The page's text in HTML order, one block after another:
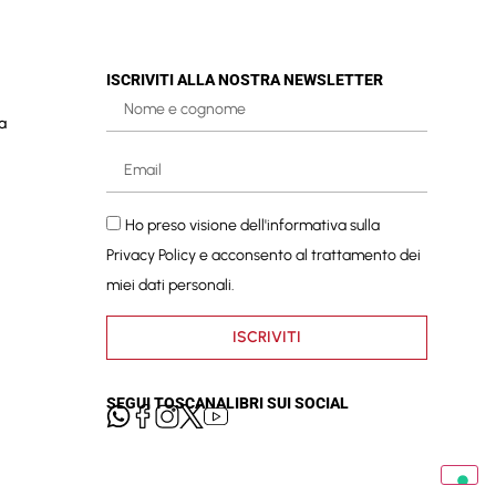
ISCRIVITI ALLA NOSTRA NEWSLETTER
Ho preso visione dell'informativa sulla
Privacy Policye acconsento al trattamento dei
miei dati personali.
ISCRIVITI
SEGUI TOSCANALIBRI SUI SOCIAL